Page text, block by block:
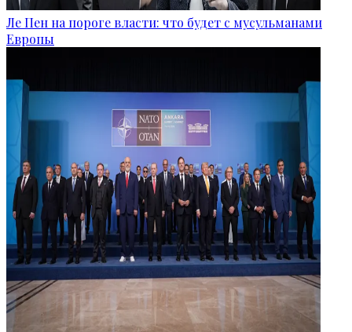
Ле Пен на пороге власти: что будет с мусульманами
Европы